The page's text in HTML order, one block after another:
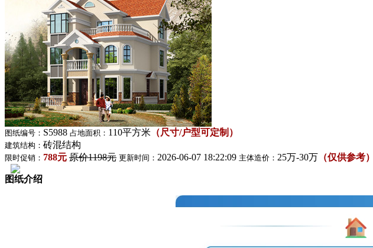
图纸编号： S5988 占地面积： 110平方米 （尺寸/户型可定制）
建筑结构： 砖混结构
限时促销： 788元 原价1198元 更新时间： 2026-06-07 18:22:09 主体造价： 25万-30万 （仅供参考）
图纸介绍